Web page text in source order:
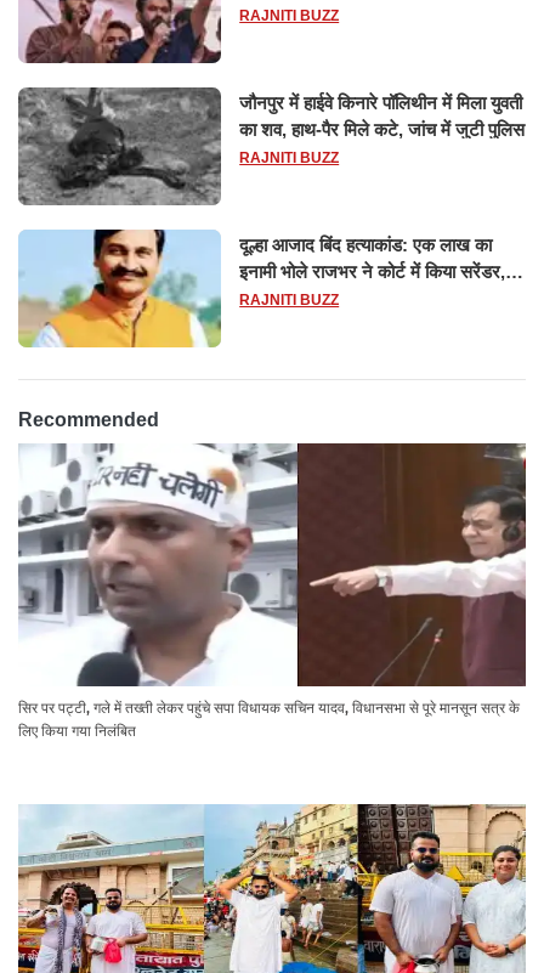
सहमति
RAJNITI BUZZ
जौनपुर में हाईवे किनारे पॉलिथीन में मिला युवती
का शव, हाथ-पैर मिले कटे, जांच में जुटी पुलिस
RAJNITI BUZZ
दूल्हा आजाद बिंद हत्याकांड: एक लाख का
इनामी भोले राजभर ने कोर्ट में किया सरेंडर,
14 दिन के लिए भेजा गया जेल
RAJNITI BUZZ
Recommended
सिर पर पट्टी, गले में तख्ती लेकर पहुंचे सपा विधायक सचिन यादव, विधानसभा से पूरे मानसून सत्र के
लिए किया गया निलंबित